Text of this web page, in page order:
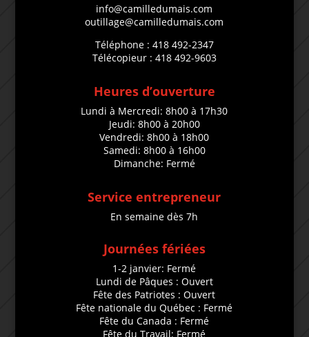
info@camilledumais.com
outillage@camilledumais.com
Téléphone : 418 492-2347
Télécopieur : 418 492-9603
Heures d’ouverture
Lundi à Mercredi: 8h00 à 17h30
Jeudi: 8h00 à 20h00
Vendredi: 8h00 à 18h00
Samedi: 8h00 à 16h00
Dimanche: Fermé
Service entrepreneur
En semaine dès 7h
Journées fériées
1-2 janvier: Fermé
Lundi de Pâques : Ouvert
Fête des Patriotes : Ouvert
Fête nationale du Québec : Fermé
Fête du Canada : Fermé
Fête du Travail: Fermé